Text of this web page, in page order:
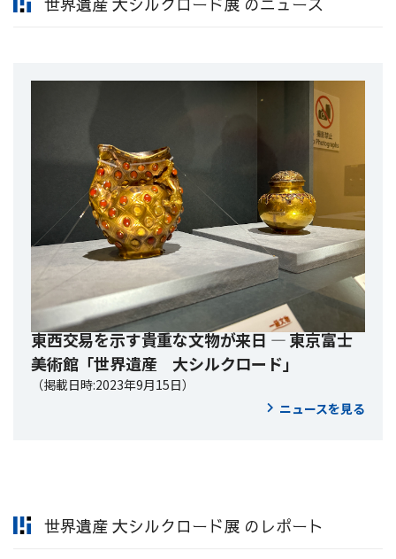
東西交易を示す貴重な文物が来日 ― 東京富士
美術館「世界遺産 大シルクロード」
（掲載日時:2023年9月15日）
ニュースを見る
世界遺産 大シルクロード展 のレポート